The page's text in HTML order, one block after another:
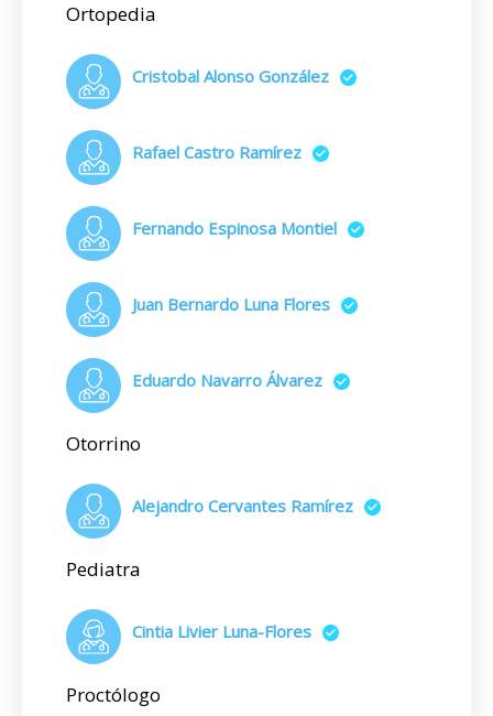
Ortopedia
Cristobal Alonso González
Rafael Castro Ramírez
Fernando Espinosa Montiel
Juan Bernardo Luna Flores
Eduardo Navarro Álvarez
Otorrino
Alejandro Cervantes Ramírez
Pediatra
Cintia Livier Luna-Flores
Proctólogo